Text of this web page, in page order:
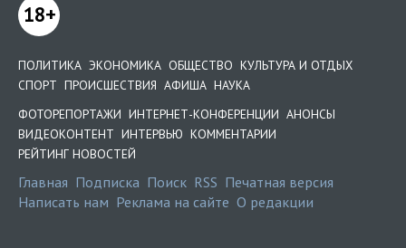
18+
ПОЛИТИКА ЭКОНОМИКА ОБЩЕСТВО КУЛЬТУРА И ОТДЫХ
СПОРТ ПРОИСШЕСТВИЯ АФИША НАУКА
ФОТОРЕПОРТАЖИ ИНТЕРНЕТ-КОНФЕРЕНЦИИ АНОНСЫ
ВИДЕОКОНТЕНТ ИНТЕРВЬЮ КОММЕНТАРИИ
РЕЙТИНГ НОВОСТЕЙ
Главная Подписка Поиск RSS Печатная версия
Написать нам Реклама на сайте О редакции